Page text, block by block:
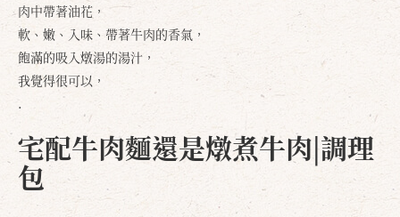
肉中帶著油花，
軟、嫩、入味、帶著牛肉的香氣，
飽滿的吸入燉湯的湯汁，
我覺得很可以，
.
宅配牛肉麵還是燉煮牛肉|調理
包